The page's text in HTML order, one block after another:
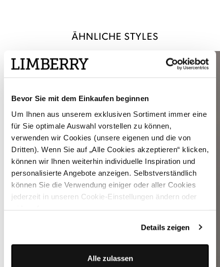
Bevor Sie mit dem Einkaufen beginnen
Um Ihnen aus unserem exklusiven Sortiment immer eine
für Sie optimale Auswahl vorstellen zu können,
verwenden wir Cookies (unsere eigenen und die von
Dritten). Wenn Sie auf „Alle Cookies akzeptieren“ klicken,
können wir Ihnen weiterhin individuelle Inspiration und
personalisierte Angebote anzeigen. Selbstverständlich
können Sie die Verwendung einiger oder aller Cookies
jederzeit in unseren Cookie-Einstellungen ändern oder
Details zeigen
Alle zulassen
ÄHNLICHE STYLES